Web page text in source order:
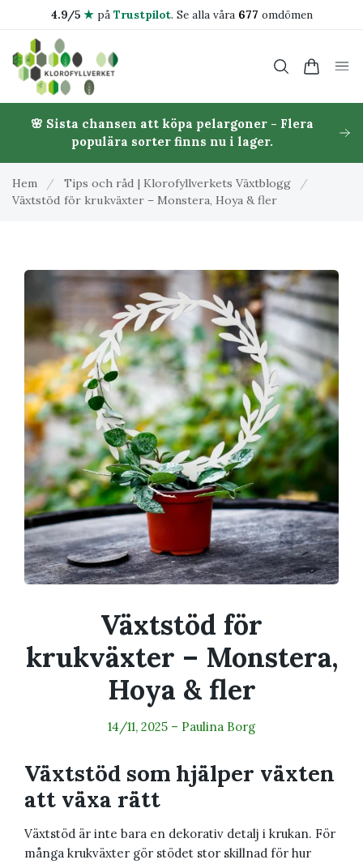
4.9/5 ★på Trustpilot. Se alla våra 677 omdömen
🌸 Sista chansen att köpa pelargoner - Flera
populära sorter finns nu i lager.
Hem / Tips och råd | Klorofyllverkets Växtblogg
/
Växtstöd för krukväxter – Monstera, Hoya & fler
Växtstöd för
krukväxter – Monstera,
Hoya & fler
14/11, 2025 – Paulina Borg
Växtstöd som hjälper växten
att växa rätt
Växtstöd är inte bara en dekorativ detalj i krukan. För
många krukväxter gör stödet stor skillnad för hur